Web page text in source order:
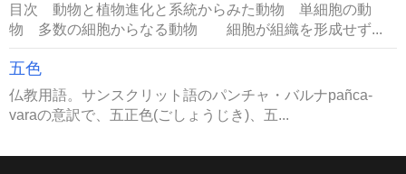
目次 動物と植物進化と系統からみた動物 単細胞の動
物 多数の細胞からなる動物 細胞が組織を形成せず...
五色
仏教用語。サンスクリット語のパンチャ・バルナpañca-
varaの意訳で、五正色(ごしょうじき)、五...